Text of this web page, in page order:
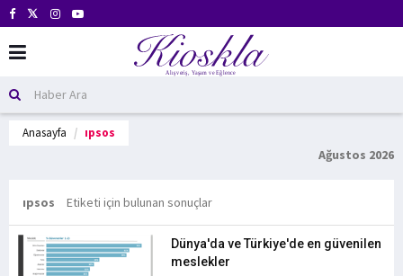
Anasayfa ıpsos
Ağustos 2026
ıpsos Etiketi için bulunan sonuçlar
Dünya'da ve Türkiye'de en güvenilen
meslekler